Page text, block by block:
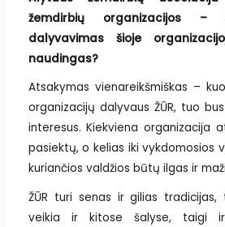
žemdirbių organizacijos –
dalyvavimas šioje
naudingas?
Atsakymas vienareikšmiškas –
organizacijų dalyvaus ŽŪR, tuo
interesus. Kiekviena organizacija
pasiektų, o kelias iki vykdomosios
kuriančios valdžios būtų ilgas ir
ŽŪR turi senas ir gilias tradicijas,
veikia ir kitose šalyse, taigi